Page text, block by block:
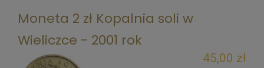
Moneta 2 zł Kopalnia soli w
Wieliczce - 2001 rok
45,00 zł